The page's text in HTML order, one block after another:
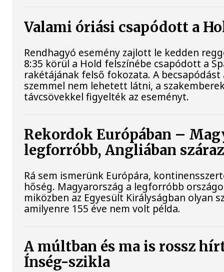
Valami óriási csapódott a
Rendhagyó esemény zajlott le kedden
8:35 körül a Hold felszínébe csapódott a
rakétájának felső fokozata. A becsapódást
szemmel nem lehetett látni, a
távcsövekkel figyelték az eseményt.
Rekordok Európában –
legforróbb, Angliában
Rá sem ismerünk Európára,
hőség. Magyarország a legforróbb
miközben az Egyesült Királyságban olyan
amilyenre 155 éve nem volt példa.
A múltban és ma is rossz
Ínség-szikla